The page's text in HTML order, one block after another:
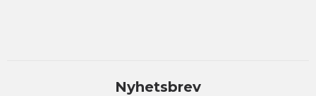
Nyhetsbrev